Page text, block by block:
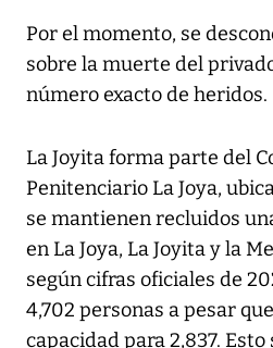
Por el momento, se
sobre la muerte del
número exacto de heridos.
La Joyita forma parte del
Penitenciario La Joya,
se mantienen recluidos
en La Joya, La Joyita y la
según cifras oficiales de
4,702 personas a pesar
capacidad para 2,837.